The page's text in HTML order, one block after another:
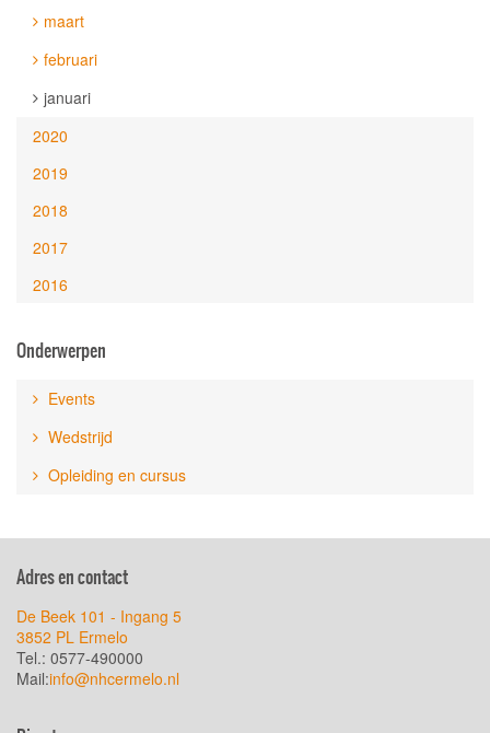
maart
februari
januari
2020
2019
2018
2017
2016
Onderwerpen
Events
Wedstrijd
Opleiding en cursus
Adres en contact
De Beek 101 - Ingang 5
3852 PL Ermelo
Tel.: 0577-490000
Mail:info@nhcermelo.nl